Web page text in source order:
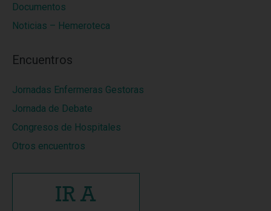
Documentos
Noticias – Hemeroteca
Encuentros
Jornadas Enfermeras Gestoras
Jornada de Debate
Congresos de Hospitales
Otros encuentros